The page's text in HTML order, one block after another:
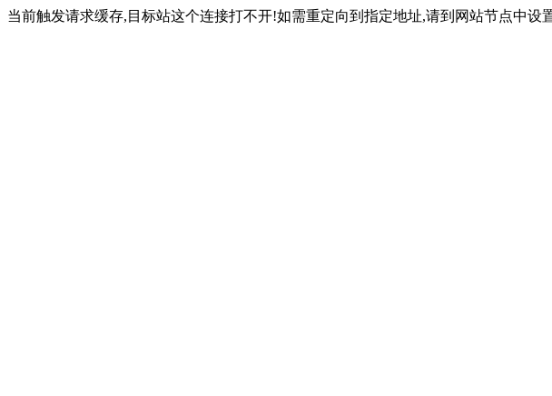
当前触发请求缓存,目标站这个连接打不开!如需重定向到指定地址,请到网站节点中设